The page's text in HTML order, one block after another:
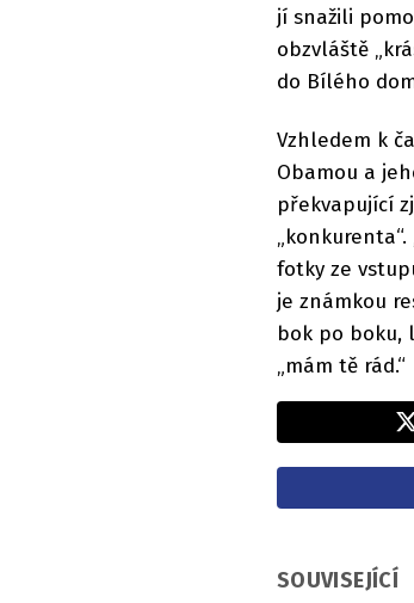
jí snažili
obzvláště
do Bílého
Vzhledem k
Obamou a
překvapující
fotky ze
je známkou
bok po boku,
„mám tě
SOUVISEJÍCÍ